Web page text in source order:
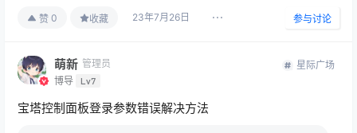
赞 0 收藏 23年7月26日 参与讨论
萌新 管理员
博导 Lv7
星际广场
宝塔控制面板登录参数错误解决方法